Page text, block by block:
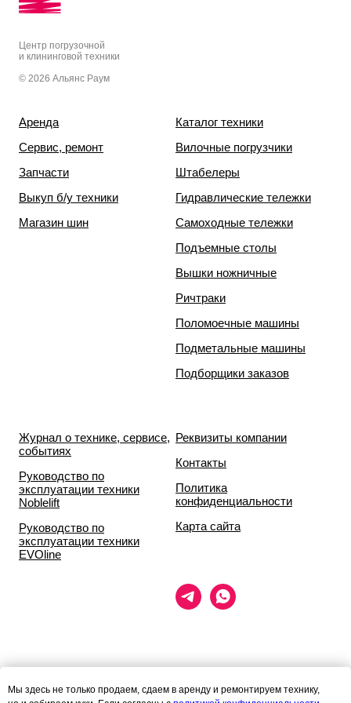
Центр погрузочной
и клининговой техники
© 2026 Альянс Раум
Аренда
Сервис, ремонт
Запчасти
Выкуп б/у техники
Магазин шин
Каталог техники
Вилочные погрузчики
Штабелеры
Гидравлические тележки
Самоходные тележки
Подъемные столы
Вышки ножничные
Ричтраки
Поломоечные машины
Подметальные машины
Подборщики заказов
Журнал о технике, сервисе,
событиях
Руководство по
эксплуатации техники
Noblelift
Руководство по
эксплуатации техники
EVOline
Реквизиты компании
Контакты
Политика
конфиденциальности
Карта сайта
при каких условиях
Мы здесь не только продаем, сдаем в аренду и ремонтируем технику,